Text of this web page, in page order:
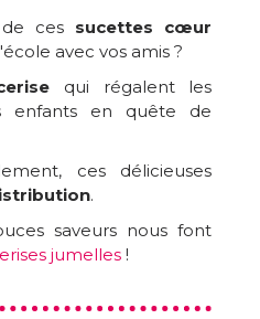
de ces sucettes cœur
avec vos amis ?
qui régalent les
enfants en quête de
ces délicieuses
.
saveurs nous font
jumelles!